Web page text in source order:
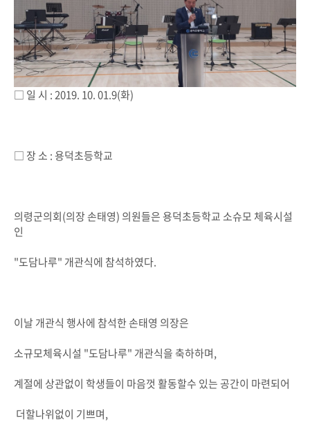
□ 일 시 : 2019. 10. 01.9(화)
□ 장 소 : 용덕초등학교
의령군의회(의장 손태영) 의원들은 용덕초등학교 소슈모 체육시설
인
"도담나루" 개관식에 참석하였다.
이날 개관식 행사에 참석한 손태영 의장은
소규모체육시설 "도담나루" 개관식을 축하하며,
계절에 상관없이 학생들이 마음껏 활동할수 있는 공간이 마련되어
더할나위없이 기쁘며,